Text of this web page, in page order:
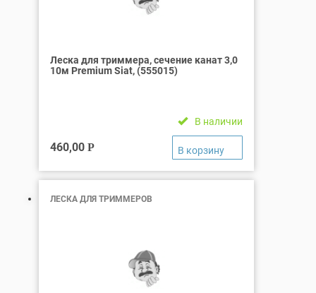
Леска для триммера, сечение канат 3,0
10м Premium Siat, (555015)
В наличии
460,00 Р
ЛЕСКА ДЛЯ ТРИММЕРОВ